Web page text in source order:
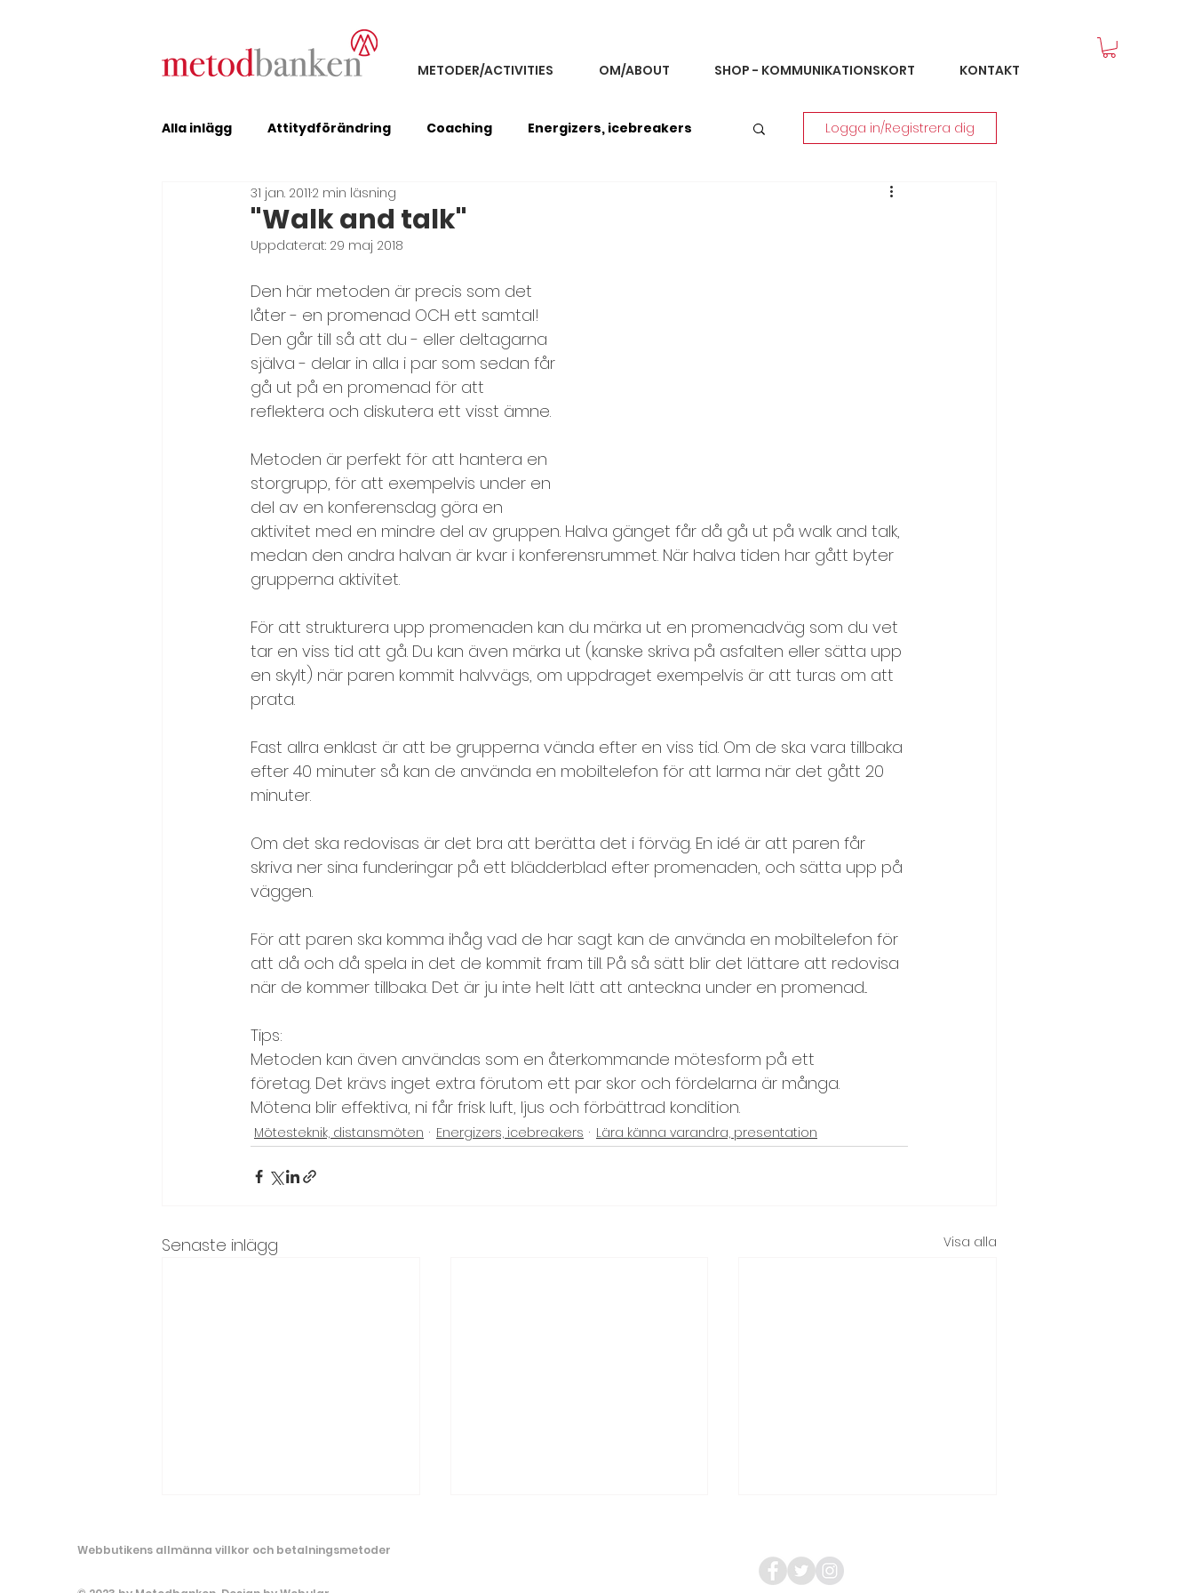
METODER/ACTIVITIES OM/ABOUT SHOP - KOMMUNIKATIONSKORT KONTAKT
Alla inlägg Attitydförändring Coaching Energizers, icebreakers
Erfarenhetsutbyte Feedback och kommunikation
Inledning och avslutning Koncentration och fokus
Kreativitet, idégenerering Lära känna varandra, presentation
Läs en text/citat/dikt Medarbetarundersökning
Målbild och visioner Mötesteknik, distansmöten
Motivation och effektivitet Prioritering och planering
Problemlösning
Självkänsla och självledarskap Spelregler Storgrupp Styrkekort
Syfte och mål Team, teambuilding Utvärdering
Logga in/Registrera dig
"Walk and talk"
31 jan. 20112 min läsning
Uppdaterat: 29 maj 2018
Den här metoden är precis som det
låter - en promenad OCH ett samtal!
Den går till så att du - eller deltagarna
själva - delar in alla i par som sedan får
gå ut på en promenad för att
reflektera och diskutera ett visst ämne.
Metoden är perfekt för att hantera en
storgrupp, för att exempelvis under en
del av en konferensdag göra en
aktivitet med en mindre del av gruppen. Halva gänget får då gå ut på walk and talk,
medan den andra halvan är kvar i konferensrummet. När halva tiden har gått byter
grupperna aktivitet.
För att strukturera upp promenaden kan du märka ut en promenadväg som du vet
tar en viss tid att gå. Du kan även märka ut (kanske skriva på asfalten eller sätta upp
en skylt) när paren kommit halvvägs, om uppdraget exempelvis är att turas om att
prata.
Fast allra enklast är att be grupperna vända efter en viss tid. Om de ska vara tillbaka
efter 40 minuter så kan de använda en mobiltelefon för att larma när det gått 20
minuter.
Om det ska redovisas är det bra att berätta det i förväg. En idé är att paren får
skriva ner sina funderingar på ett blädderblad efter promenaden, och sätta upp på
väggen.
För att paren ska komma ihåg vad de har sagt kan de använda en mobiltelefon för
att då och då spela in det de kommit fram till. På så sätt blir det lättare att redovisa
när de kommer tillbaka. Det är ju inte helt lätt att anteckna under en promenad...
Tips:
Metoden kan även användas som en återkommande mötesform på ett
företag. Det krävs inget extra förutom ett par skor och fördelarna är många.
Mötena blir effektiva, ni får frisk luft, ljus och förbättrad kondition.
Mötesteknik, distansmöten Energizers, icebreakers Lära känna varandra, presentation
Senaste inlägg Visa alla
Webbutikens allmänna villkor och betalningsmetoder